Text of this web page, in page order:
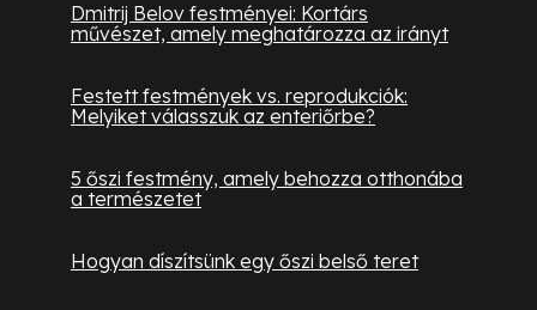
Dmitrij Belov festményei: Kortárs
művészet, amely meghatározza az irányt
Festett festmények vs. reprodukciók:
Melyiket válasszuk az enteriőrbe?
5 őszi festmény, amely behozza otthonába
a természetet
Hogyan díszítsünk egy őszi belső teret